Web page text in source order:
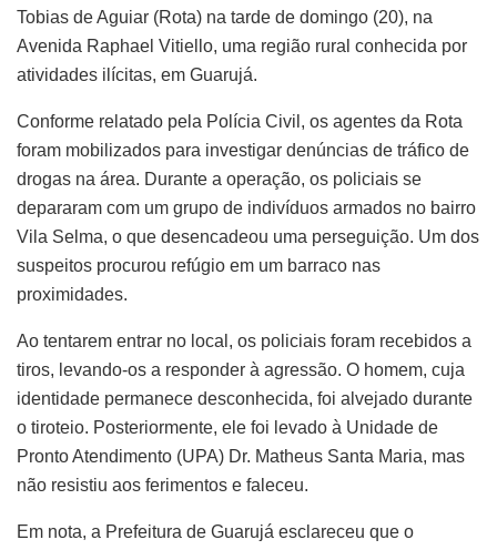
Tobias de Aguiar (Rota) na tarde de domingo (20), na
Avenida Raphael Vitiello, uma região rural conhecida por
atividades ilícitas, em Guarujá.
Conforme relatado pela Polícia Civil, os agentes da Rota
foram mobilizados para investigar denúncias de tráfico de
drogas na área. Durante a operação, os policiais se
depararam com um grupo de indivíduos armados no bairro
Vila Selma, o que desencadeou uma perseguição. Um dos
suspeitos procurou refúgio em um barraco nas
proximidades.
Ao tentarem entrar no local, os policiais foram recebidos a
tiros, levando-os a responder à agressão. O homem, cuja
identidade permanece desconhecida, foi alvejado durante
o tiroteio. Posteriormente, ele foi levado à Unidade de
Pronto Atendimento (UPA) Dr. Matheus Santa Maria, mas
não resistiu aos ferimentos e faleceu.
Em nota, a Prefeitura de Guarujá esclareceu que o